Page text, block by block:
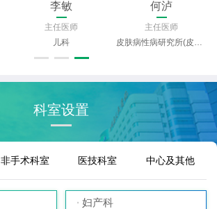
李敏
主任医师
儿科
何泸
主任医师
皮肤病性病研究所(皮肤科)
科室设置
非手术科室 医技科室 中心及其他
妇产科